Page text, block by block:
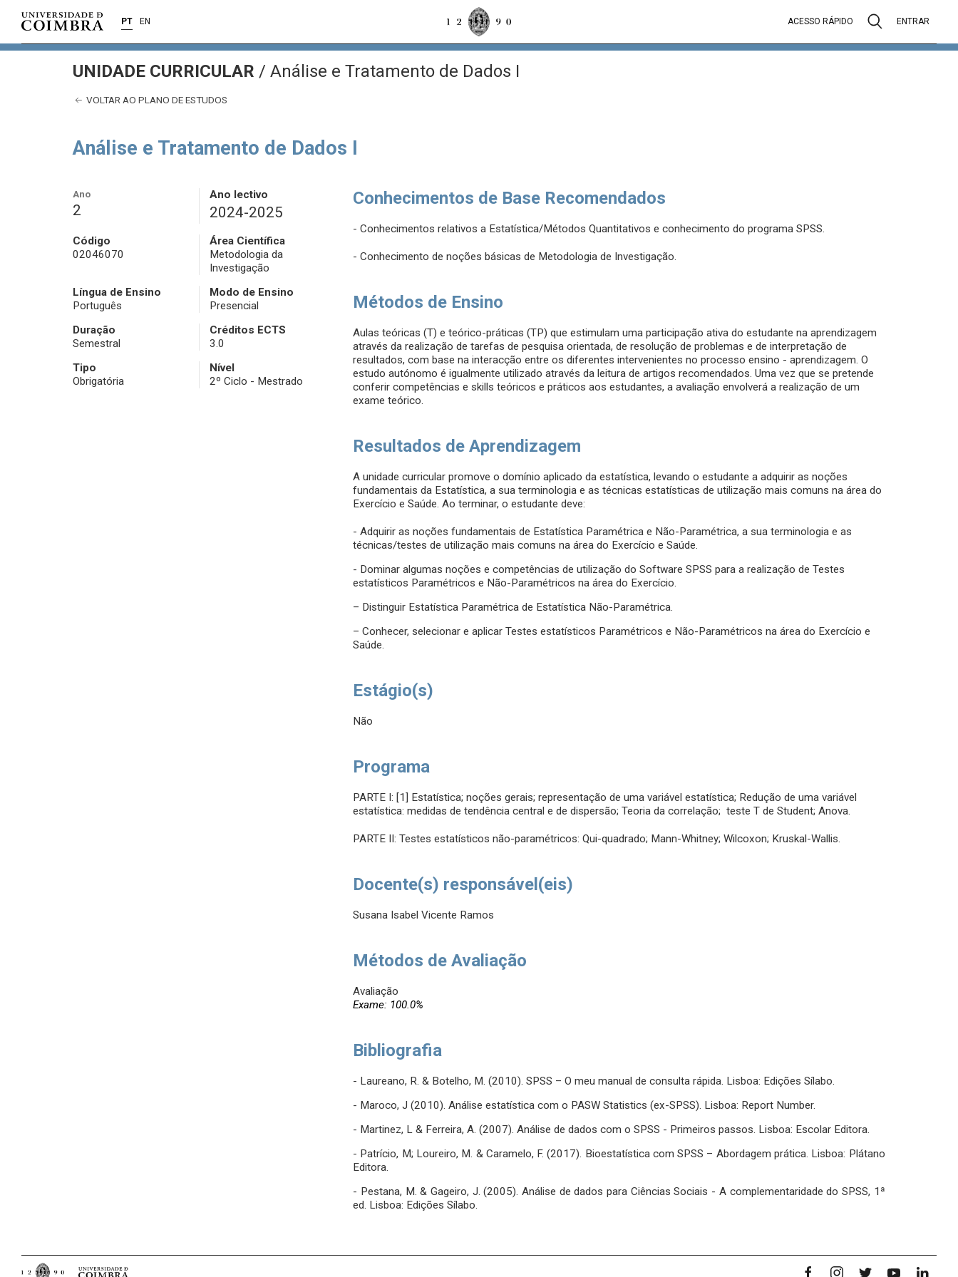
PT EN ACESSO RÁPIDO ENTRAR
UNIDADE CURRICULAR / Análise e Tratamento de Dados I
VOLTAR AO PLANO DE ESTUDOS
Análise e Tratamento de Dados I
Ano
2
Ano lectivo
2024-2025
Código
02046070
Área Científica
Metodologia da
Investigação
Língua de Ensino
Português
Modo de Ensino
Presencial
Duração
Semestral
Créditos ECTS
3.0
Tipo
Obrigatória
Nível
2º Ciclo - Mestrado
Conhecimentos de Base Recomendados
- Conhecimentos relativos a Estatística/Métodos Quantitativos e conhecimento do programa SPSS.
- Conhecimento de noções básicas de Metodologia de Investigação.
Métodos de Ensino
Aulas teóricas (T) e teórico-práticas (TP) que estimulam uma participação ativa do estudante na aprendizagem
através da realização de tarefas de pesquisa orientada, de resolução de problemas e de interpretação de
resultados, com base na interacção entre os diferentes intervenientes no processo ensino - aprendizagem. O
estudo autónomo é igualmente utilizado através da leitura de artigos recomendados. Uma vez que se pretende
conferir competências e skills teóricos e práticos aos estudantes, a avaliação envolverá a realização de um
exame teórico.
Resultados de Aprendizagem
A unidade curricular promove o domínio aplicado da estatística, levando o estudante a adquirir as noções
fundamentais da Estatística, a sua terminologia e as técnicas estatísticas de utilização mais comuns na área do
Exercício e Saúde. Ao terminar, o estudante deve:
- Adquirir as noções fundamentais de Estatística Paramétrica e Não-Paramétrica, a sua terminologia e as
técnicas/testes de utilização mais comuns na área do Exercício e Saúde.
- Dominar algumas noções e competências de utilização do Software SPSS para a realização de Testes
estatísticos Paramétricos e Não-Paramétricos na área do Exercício.
– Distinguir Estatística Paramétrica de Estatística Não-Paramétrica.
– Conhecer, selecionar e aplicar Testes estatísticos Paramétricos e Não-Paramétricos na área do Exercício e
Saúde.
Estágio(s)
Não
Programa
PARTE I: [1] Estatística; noções gerais; representação de uma variável estatística; Redução de uma variável
estatística: medidas de tendência central e de dispersão; Teoria da correlação; teste T de Student; Anova.
PARTE II: Testes estatísticos não-paramétricos: Qui-quadrado; Mann-Whitney; Wilcoxon; Kruskal-Wallis.
Docente(s) responsável(eis)
Susana Isabel Vicente Ramos
Métodos de Avaliação
Avaliação
Exame: 100.0%
Bibliografia
- Laureano, R. & Botelho, M. (2010). SPSS – O meu manual de consulta rápida. Lisboa: Edições Sílabo.
- Maroco, J (2010). Análise estatística com o PASW Statistics (ex-SPSS). Lisboa: Report Number.
- Martinez, L & Ferreira, A. (2007). Análise de dados com o SPSS - Primeiros passos. Lisboa: Escolar Editora.
- Patrício, M; Loureiro, M. & Caramelo, F. (2017). Bioestatística com SPSS – Abordagem prática. Lisboa: Plátano
Editora.
- Pestana, M. & Gageiro, J. (2005). Análise de dados para Ciências Sociais - A complementaridade do SPSS, 1ª
ed. Lisboa: Edições Sílabo.